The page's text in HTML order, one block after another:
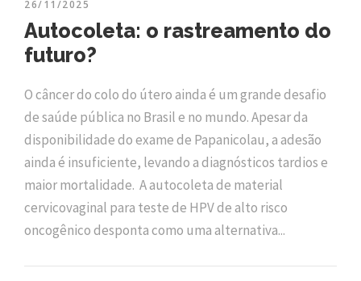
26/11/2025
Autocoleta: o rastreamento do
futuro?
O câncer do colo do útero ainda é um grande desafio
de saúde pública no Brasil e no mundo. Apesar da
disponibilidade do exame de Papanicolau, a adesão
ainda é insuficiente, levando a diagnósticos tardios e
maior mortalidade. A autocoleta de material
cervicovaginal para teste de HPV de alto risco
oncogênico desponta como uma alternativa...